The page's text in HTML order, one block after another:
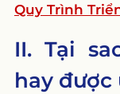
Quy Trình
II. Tại
hay được